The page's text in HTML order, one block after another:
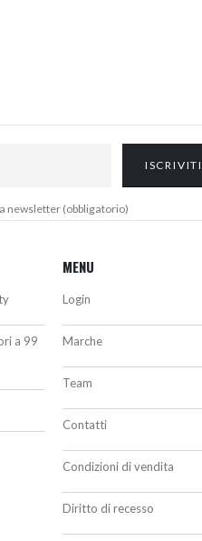
newsletter (obbligatorio)
a 99
MENU
Login
Marche
Team
Contatti
Condizioni di vendita
Diritto di recesso